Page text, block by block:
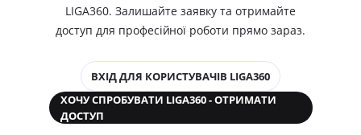
LIGA360. Залишайте заявку та отримайте
доступ для професійної роботи прямо зараз.
ВХІД ДЛЯ КОРИСТУВАЧІВ LIGA360
ХОЧУ СПРОБУВАТИ LIGA360 - ОТРИМАТИ
ДОСТУП